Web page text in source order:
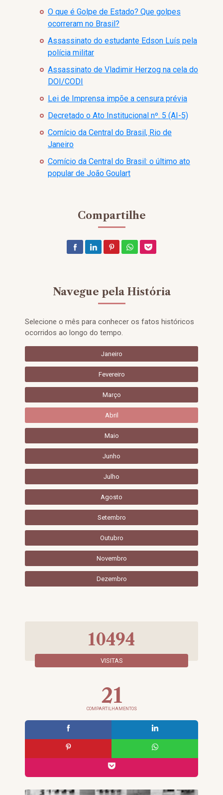
10494
VISITAS
21
COMPARTILHAMENTOS
O que é Golpe de Estado? Que golpes
ocorreram no Brasil?
Assassinato do estudante Edson Luís pela
polícia militar
Assassinato de Vladimir Herzog na cela do
DOI/CODI
Lei de Imprensa impõe a censura prévia
Decretado o Ato Institucional nº. 5 (AI-5)
Comício da Central do Brasil, Rio de
Janeiro
Comício da Central do Brasil: o último ato
popular de João Goulart
Compartilhe
Navegue pela História
Selecione o mês para conhecer os fatos históricos
ocorridos ao longo do tempo.
Janeiro
Fevereiro
Março
Abril
Maio
Junho
Julho
Agosto
Setembro
Outubro
Novembro
Dezembro